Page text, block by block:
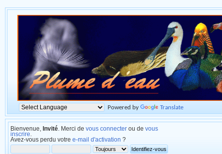
Powered by Translate
Bienvenue, Invité . Merci de vous connecter ou de vous
inscrire
Avez-vous perdu votre e-mail d'activation ?